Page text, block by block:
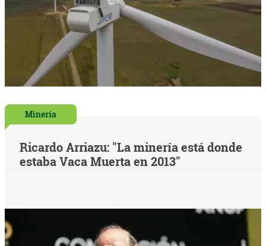
Minería
Ricardo Arriazu: "La minería está donde
estaba Vaca Muerta en 2013"